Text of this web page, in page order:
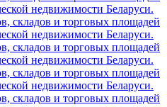
недвижимости Беларуси.
складов и торговых площадей
недвижимости Беларуси.
складов и торговых площадей
недвижимости Беларуси.
складов и торговых площадей
недвижимости Беларуси.
складов и торговых площадей